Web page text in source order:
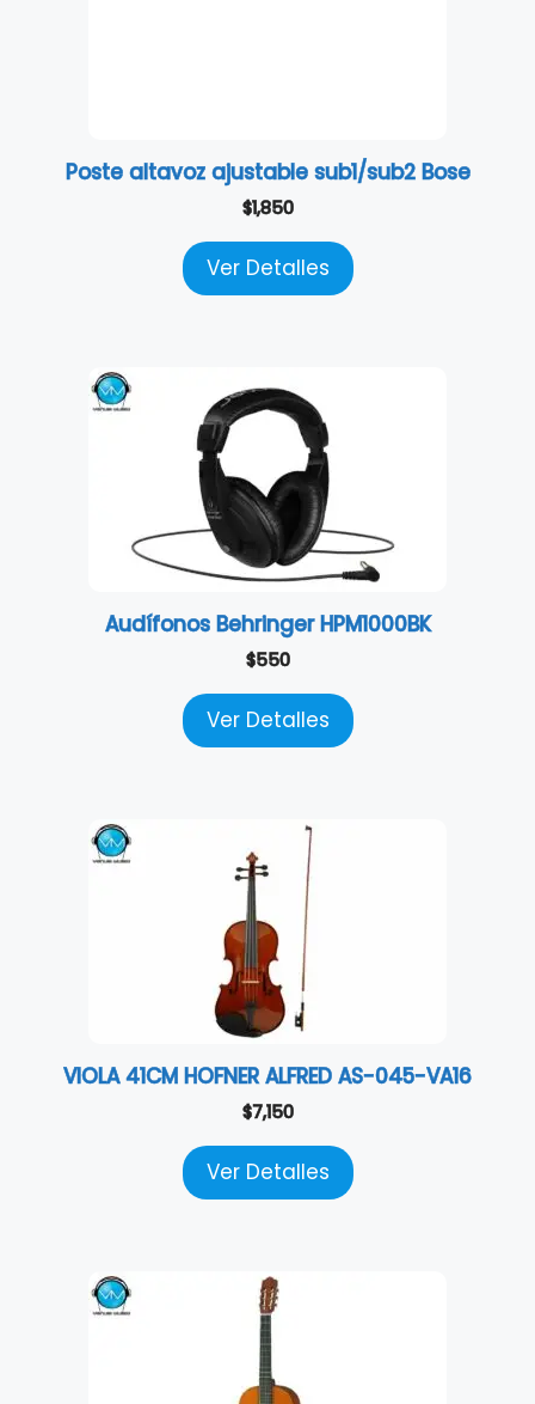
Poste altavoz ajustable sub1/sub2 Bose
$1,850
Ver Detalles
Audífonos Behringer HPM1000BK
$550
Ver Detalles
VIOLA 41CM HOFNER ALFRED AS-045-VA16
$7,150
Ver Detalles